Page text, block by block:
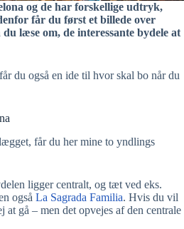
og de har forskellige udtryk,
får du først et billede over
læse om, de interessante bydele at
du også en ide til hvor skal bo når du
får du her mine to yndlings
ligger centralt, og tæt ved eks.
også La Sagrada Familia. Hvis du vil
at gå – men det opvejes af den centrale